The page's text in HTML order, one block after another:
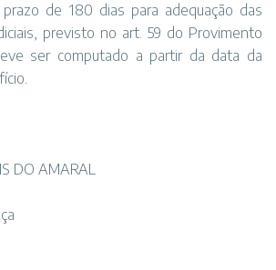
de 180 dias para adequação das
previsto no art. 59 do Provimento
ser computado a partir da data da
DO AMARAL